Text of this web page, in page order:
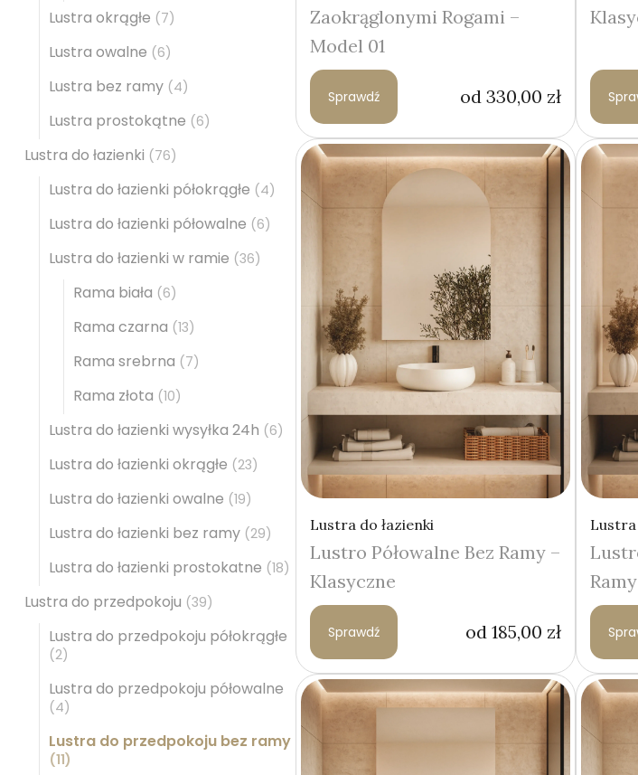
Lustra okrągłe (7)
Lustra owalne (6)
Lustra bez ramy (4)
Lustra prostokątne (6)
Lustra do łazienki (76)
Lustra do łazienki półokrągłe (4)
Lustra do łazienki półowalne (6)
Lustra do łazienki w ramie (36)
Rama biała (6)
Rama czarna (13)
Rama srebrna (7)
Rama złota (10)
Lustra do łazienki wysyłka 24h (6)
Lustra do łazienki okrągłe (23)
Lustra do łazienki owalne (19)
Lustra do łazienki bez ramy (29)
Lustra do łazienki prostokatne (18)
Lustra do przedpokoju (39)
Lustra do przedpokoju półokrągłe
(2)
Lustra do przedpokoju półowalne
(4)
Lustra do przedpokoju bez ramy
(11)
Zaokrąglonymi Rogami –
Model 01
Sprawdź od 330,00 zł
Lustra do łazienki
Lustro Półowalne Bez Ramy –
Klasyczne
Sprawdź od 185,00 zł
Lustra